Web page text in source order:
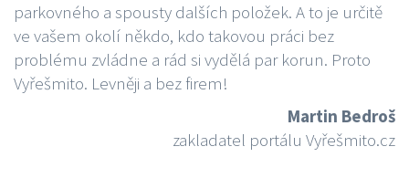
parkovného a spousty dalších položek. A to je určitě
ve vašem okolí někdo, kdo takovou práci bez
problému zvládne a rád si vydělá par korun. Proto
Vyřešmito. Levněji a bez firem!
Martin Bedroš
zakladatel portálu Vyřešmito.cz